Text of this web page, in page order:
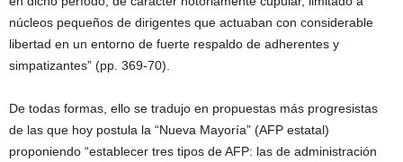
núcleos pequeños de dirigentes que actuaban con considerable
libertad en un entorno de fuerte respaldo de adherentes y
simpatizantes” (pp. 369-70).
De todas formas, ello se tradujo en propuestas más progresistas
de las que hoy postula la “Nueva Mayoría” (AFP estatal)
proponiendo “establecer tres tipos de AFP: las de administración